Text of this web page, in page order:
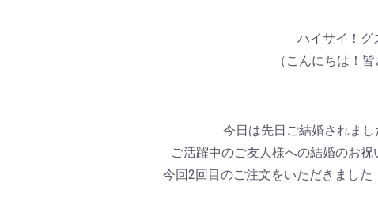
ハイサイ！グ
（こんにちは！
今日は先日ご結婚されま
ご活躍中のご友人様への結婚のお
今回2回目のご注文をいただきました